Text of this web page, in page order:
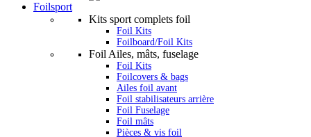
Foilsport
Kits sport complets foil
Foil Kits
Foilboard/Foil Kits
Foil Ailes, mâts, fuselage
Foil Kits
Foilcovers & bags
Ailes foil avant
Foil stabilisateurs arrière
Foil Fuselage
Foil mâts
Pièces & vis foil